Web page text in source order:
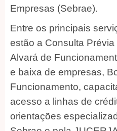
Empresas (Sebrae).
Entre os principais
estão a Consulta
Alvará de
e baixa de empresas,
Funcionamento,
acesso a linhas de
orientações